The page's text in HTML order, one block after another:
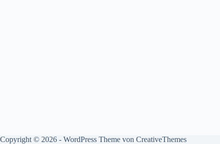
Copyright © 2026 - WordPress Theme von CreativeThemes